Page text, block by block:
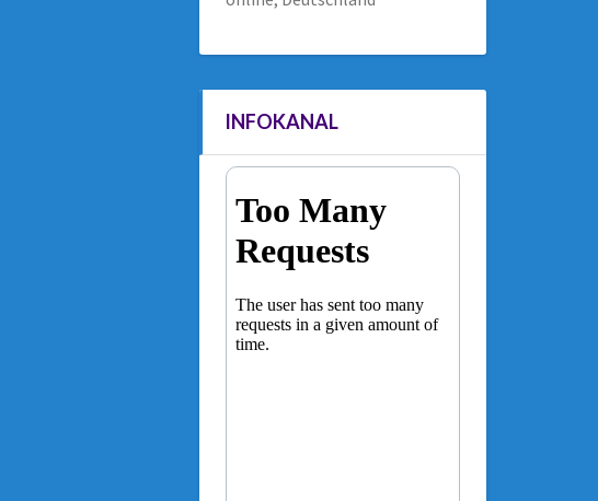
INFOKANAL